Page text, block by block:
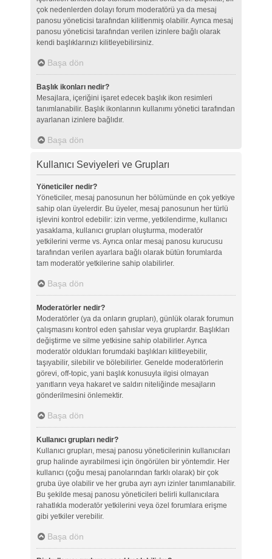
çok nedenlerden dolayı forum moderatörü ya da mesaj
panosu yöneticisi tarafından kilitlenmiş olabilir. Ayrıca mesaj
panosu yöneticisi tarafından verilen izinlere bağlı olarak
kendi başlıklarınızı kilitleyebilirsiniz.
Başa dön
Başlık ikonları nedir?
Mesajlara, içeriğini işaret edecek başlık ikon resimleri
tanımlanabilir. Başlık ikonlarının kullanımı yönetici tarafından
ayarlanan izinlere bağlıdır.
Başa dön
Kullanıcı Seviyeleri ve Grupları
Yöneticiler nedir?
Yöneticiler, mesaj panosunun her bölümünde en çok yetkiye
sahip olan üyelerdir. Bu üyeler, mesaj panosunun her türlü
işlevini kontrol edebilir: izin verme, yetkilendirme, kullanıcı
yasaklama, kullanıcı grupları oluşturma, moderatör
yetkilerini verme vs. Ayrıca onlar mesaj panosu kurucusu
tarafından verilen ayarlara bağlı olarak bütün forumlarda
tam moderatör yetkilerine sahip olabilirler.
Başa dön
Moderatörler nedir?
Moderatörler (ya da onların grupları), günlük olarak forumun
çalışmasını kontrol eden şahıslar veya gruplardır. Başlıkları
değiştirme ve silme yetkisine sahip olabilirler. Ayrıca
moderatör oldukları forumdaki başlıkları kilitleyebilir,
taşıyabilir, silebilir ve bölebilirler. Genelde moderatörlerin
görevi, off-topic, yani başlık konusuyla ilgisi olmayan
yanıtların veya hakaret ve saldırı niteliğinde mesajların
gönderilmesini önlemektir.
Başa dön
Kullanıcı grupları nedir?
Kullanıcı grupları, mesaj panosu yöneticilerinin kullanıcıları
grup halinde ayırabilmesi için öngörülen bir yöntemdir. Her
kullanıcı (çoğu mesaj panolarından farklı olarak) bir çok
gruba üye olabilir ve her gruba ayrı ayrı izinler tanımlanabilir.
Bu şekilde mesaj panosu yöneticileri belirli kullanıcılara
rahatlıkla moderatör yetkilerini veya özel forumlara erişme
gibi yetkiler verebilir.
Başa dön